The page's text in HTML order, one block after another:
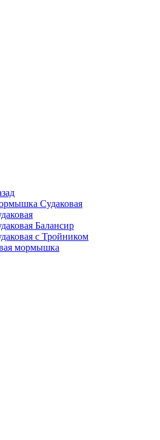
Судаковая
Балансир
с Тройником
мормышка